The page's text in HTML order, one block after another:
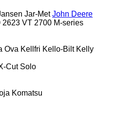
Jar-Met John Deere
2623 VT 2700 M-series
Ova Kellfri Kello-Bilt Kelly
Cut Solo
Komatsu